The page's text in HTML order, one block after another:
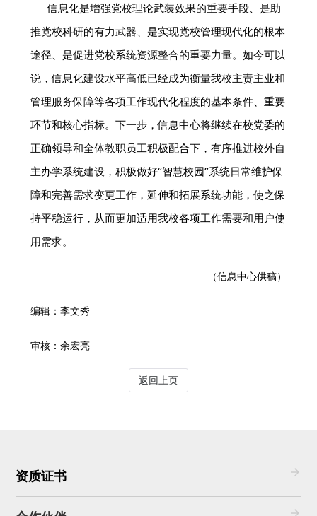
信息化是增强党校理论武装效果的重要手段、是助
推党校科研的有力武器、是实现党校管理现代化的根本
途径、是促进党校系统资源整合的重要力量。如今可以
说，信息化建设水平高低已经成为衡量我校主责主业和
管理服务保障等各项工作现代化程度的基本条件、重要
环节和核心指标。下一步，信息中心将继续在校党委的
正确领导和全体教职员工积极配合下，有序推进校外自
主办学系统建设，积极做好“智慧校园”系统日常维护保
障和完善需求变更工作，延伸和拓展系统功能，使之保
持平稳运行，从而更加适用我校各项工作需要和用户使
用需求。
（信息中心供稿）
编辑：李文秀
审核：余宏亮
返回上页
资质证书